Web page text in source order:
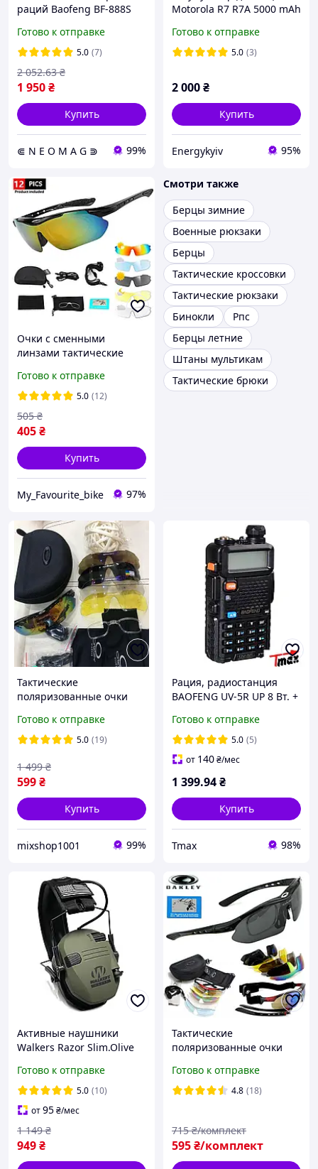
раций Baofeng BF-888S
Готово к отправке
5.0 (7)
1 950₴
2 052.63 ₴
Купить
⋐ N E O M A G ⋑ 99%
Motorola R7 R7A 5000 mAh
Радиостанцию Моторола
Р7 Р7А PMNN4808A
Готово к отправке
5.0 (3)
2 000₴
Купить
Energykyiv 95%
Очки с сменными
линзами тактические
баллистические (5 линз)
Готово к отправке
5.0 (12)
405₴
505 ₴
Купить
My_Favourite_bike 97%
Смотри также
Берцы зимние
Военные рюкзаки
Берцы
Тактические кроссовки
Тактические рюкзаки
Бинокли
Рпс
Берцы летние
Штаны мультикам
Тактические брюки
Тактические
поляризованные очки
линзами
Готово к отправке
5.0 (19)
599₴
1 499 ₴
Купить
mixshop1001 99%
Рация, радиостанция
BAOFENG UV-5R UP 8 Вт. +
Готово к отправке
5.0 (5)
от 140₴/мес
1 399.94₴
Купить
Tmax 98%
Активные наушники
Walkers Razor Slim.Olive
шумоподавляющие
тактические наушники
Walker's
Готово к отправке
5.0 (10)
от95₴/мес
949₴
1 149 ₴
Тактические
поляризованные очки
линзами / Очки с
диоптриями / Стрелковые
Готово к отправке
4.8 (18)
595₴/комплект
715 ₴/комплект